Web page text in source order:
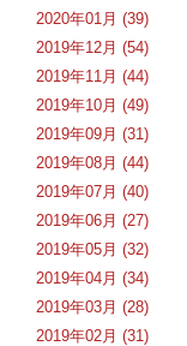
2020年01月 (39)
2019年12月 (54)
2019年11月 (44)
2019年10月 (49)
2019年09月 (31)
2019年08月 (44)
2019年07月 (40)
2019年06月 (27)
2019年05月 (32)
2019年04月 (34)
2019年03月 (28)
2019年02月 (31)